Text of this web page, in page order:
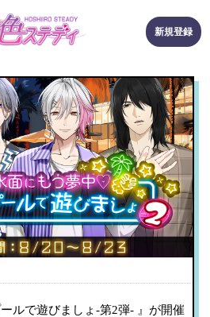
新規登録
ルで遊びましょ-第2弾- 』が開催